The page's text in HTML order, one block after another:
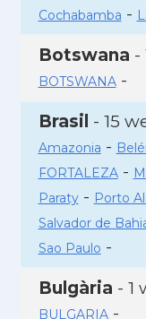
Cochabamba -
Botswana -
BOTSWANA-
Brasil - 15
Amazonia -
FORTALEZA-
Paraty- Porto
Salvador de
Sao Paulo -
Bulgària - 1
BULGARIA-